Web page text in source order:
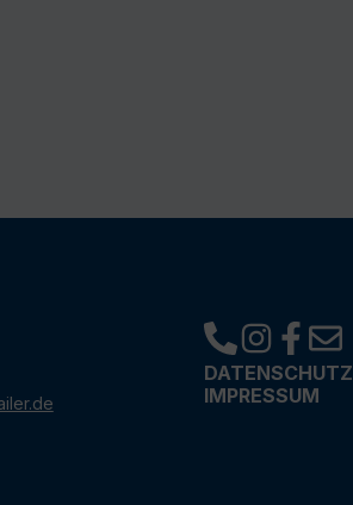
DATENSCHUTZ
IMPRESSUM